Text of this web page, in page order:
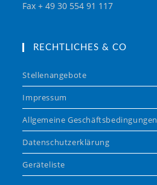
Fax + 49 30 554 91 117
RECHTLICHES & CO
Stellenangebote
Impressum
Allgemeine Geschäftsbedingungen
Datenschutzerklärung
Geräteliste